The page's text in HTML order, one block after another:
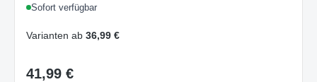
Sofort verfügbar
Varianten ab 36,99 €
Regulärer Preis:
41,99 €